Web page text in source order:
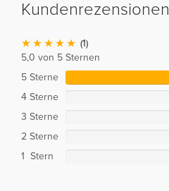
Kundenrezensionen
(1)
5,0 von 5 Sternen
5 Sterne
4 Sterne
3 Sterne
2 Sterne
1 Stern